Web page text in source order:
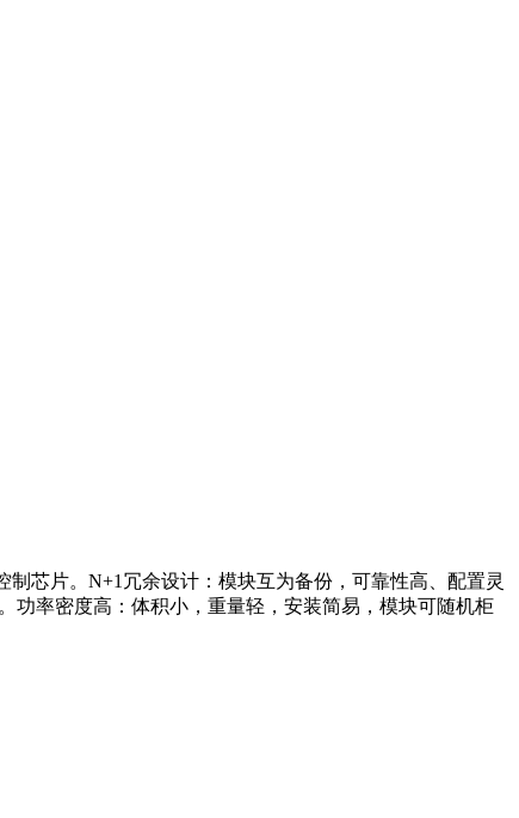
芯片。N+1冗余设计：模块互为备份，可靠性高、配置灵
功率密度高：体积小，重量轻，安装简易，模块可随机柜